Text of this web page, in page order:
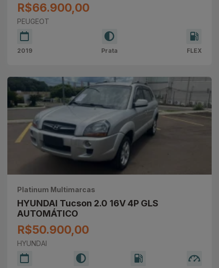
R$66.900,00
PEUGEOT
2019 Prata FLEX
Platinum Multimarcas
HYUNDAI Tucson 2.0 16V 4P GLS
AUTOMÁTICO
R$50.900,00
HYUNDAI